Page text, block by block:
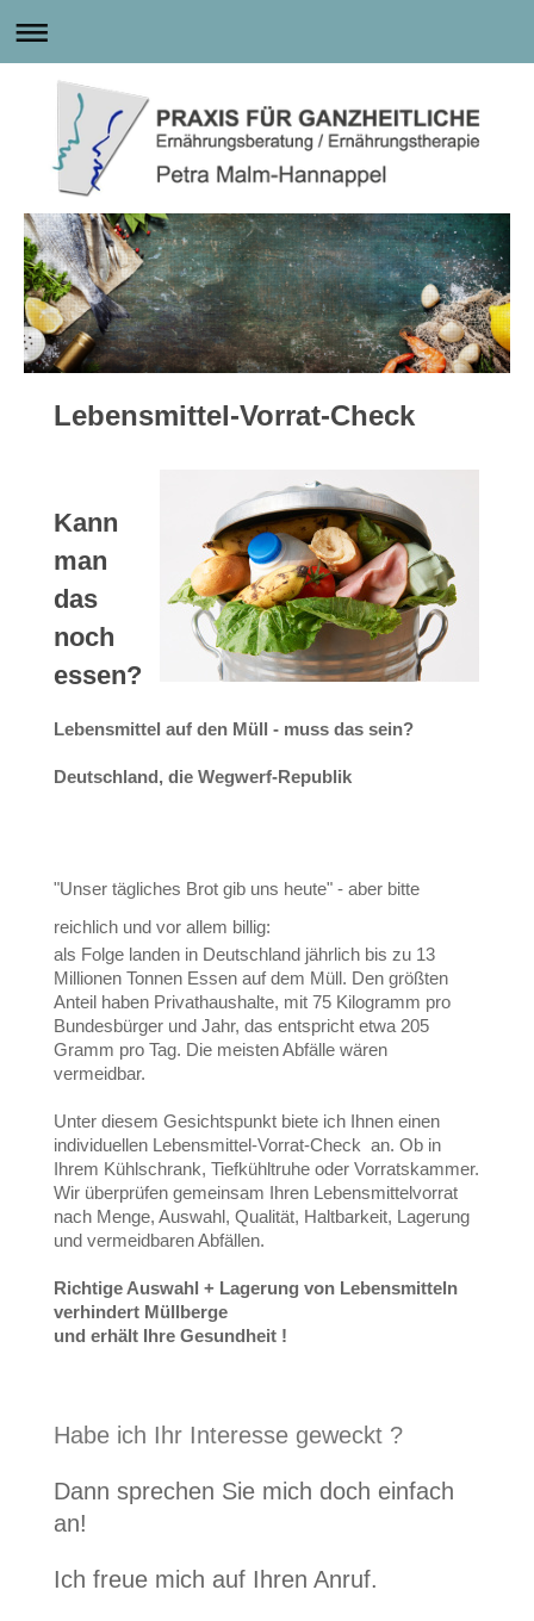
Lebensmittel-Vorrat-Check
Kann
man
das
noch
essen?
Lebensmittel auf den Müll - muss das sein?
Deutschland, die Wegwerf-Republik
"Unser tägliches Brot gib uns heute" - aber bitte
reichlich und vor allem billig:
als Folge landen in Deutschland jährlich bis zu 13
Millionen Tonnen Essen auf dem Müll. Den größten
Anteil haben Privathaushalte, mit 75 Kilogramm pro
Bundesbürger und Jahr, das entspricht etwa 205
Gramm pro Tag. Die meisten Abfälle wären
vermeidbar.
Unter diesem Gesichtspunkt biete ich Ihnen einen
individuellen Lebensmittel-Vorrat-Check an. Ob in
Ihrem Kühlschrank, Tiefkühltruhe oder Vorratskammer.
Wir überprüfen gemeinsam Ihren Lebensmittelvorrat
nach Menge, Auswahl, Qualität, Haltbarkeit, Lagerung
und vermeidbaren Abfällen.
Richtige Auswahl + Lagerung von Lebensmitteln
verhindert Müllberge
und erhält Ihre Gesundheit !
Habe ich Ihr Interesse geweckt ?
Dann sprechen Sie mich doch einfach
an!
Ich freue mich auf Ihren Anruf.